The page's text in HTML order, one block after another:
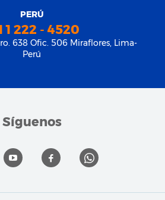
PERÚ
1 222 - 4520
638 Ofic. 506 Miraflores, Lima-
Perú
Síguenos